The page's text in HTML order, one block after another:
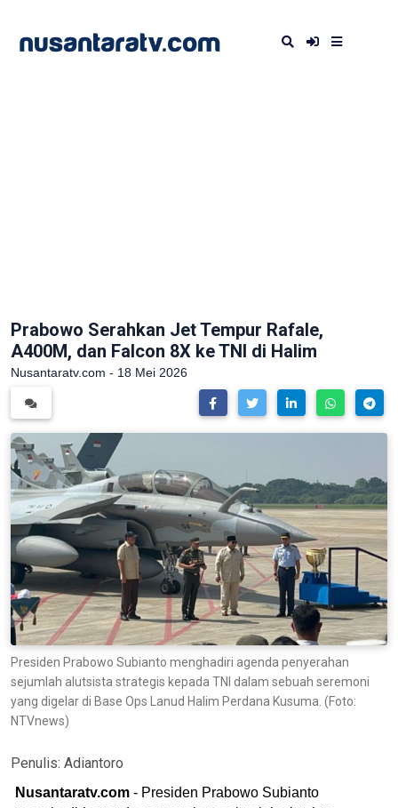
Prabowo Serahkan Jet Tempur Rafale,
A400M, dan Falcon 8X ke TNI di Halim
Nusantaratv.com - 18 Mei 2026
Presiden Prabowo Subianto menghadiri agenda penyerahan
sejumlah alutsista strategis kepada TNI dalam sebuah seremoni
yang digelar di Base Ops Lanud Halim Perdana Kusuma. (Foto:
NTVnews)
Penulis: Adiantoro
Nusantaratv.com - Presiden Prabowo Subianto